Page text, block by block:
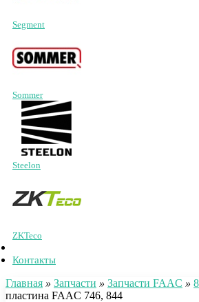
Segment
Sommer
Steelon
ZKTeco
Контакты
Главная » Запчасти » Запчасти FAAC »
пластина FAAC 746, 844